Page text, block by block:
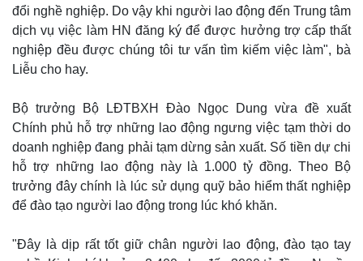
Kinh tế
Bất động sản
Khởi nghiệp
Thị trường
Giá vàng
Tiêu dùng
Tỷ giá
Chứng khoán
đổi nghề nghiệp. Do vậy khi người lao động đến Trung tâm
dịch vụ việc làm HN đăng ký để được hưởng trợ cấp thất
nghiệp đều được chúng tôi tư vấn tìm kiếm việc làm", bà
Liễu cho hay.
Bộ trưởng Bộ LĐTBXH Đào Ngọc Dung vừa đề xuất
Chính phủ hỗ trợ những lao động ngưng việc tạm thời do
doanh nghiệp đang phải tạm dừng sản xuất. Số tiền dự chi
hỗ trợ những lao động này là 1.000 tỷ đồng. Theo Bộ
trưởng đây chính là lúc sử dụng quỹ bảo hiểm thất nghiệp
để đào tạo người lao động trong lúc khó khăn.
"Đây là dịp rất tốt giữ chân người lao động, đào tạo tay